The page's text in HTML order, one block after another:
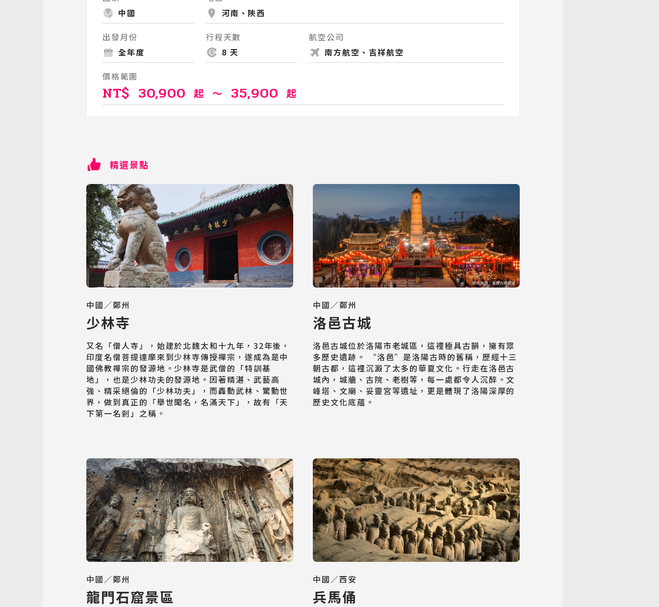
日韓旅遊
Northeast Asia
東南亞旅遊
Europe
郵輪旅遊
Cruiseship
迷你團(包車)
MiniTour
中國
河南、陝西
出發月份
全年度
行程天數
8 天
航空公司
南方航空、吉祥航空
價格範圍
NT$ 30,900 起 ～ 35,900 起
精選景點
中國／鄭州
少林寺
又名「僧人寺」，始建於北魏太和十九年，32年後，
印度名僧菩提達摩來到少林寺傳授禪宗，遂成為是中
國佛教禪宗的發源地。少林寺是武僧的「特訓基
地」，也是少林功夫的發源地。因著精湛、武藝高
強、精采絕倫的「少林功夫」，而轟動武林、驚動世
界，做到真正的「舉世聞名，名滿天下」，故有「天
下第一名剎」之稱。
中國／鄭州
洛邑古城
洛邑古城位於洛陽市老城區，這裡極具古韻，擁有眾
多歷史遺跡。 “洛邑”是洛陽古時的舊稱，歷經十三
朝古都，這裡沉澱了太多的華夏文化。行走在洛邑古
城內，城牆、古院、老樹等，每一處都令人沉醉。文
峰塔、文廟、妥靈宮等遺址，更是體現了洛陽深厚的
歷史文化底蘊。
中國／鄭州
龍門石窟景區
中國／西安
兵馬俑